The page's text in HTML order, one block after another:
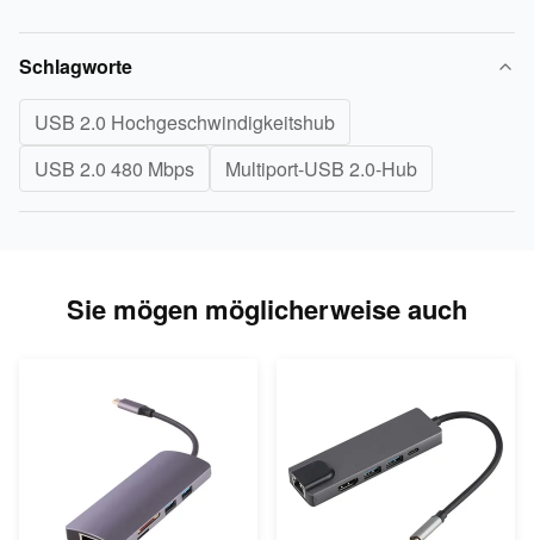
Schlagworte
USB 2.0 Hochgeschwindigkeitshub
USB 2.0 480 Mbps
Multiport-USB 2.0-Hub
Sie mögen möglicherweise auch